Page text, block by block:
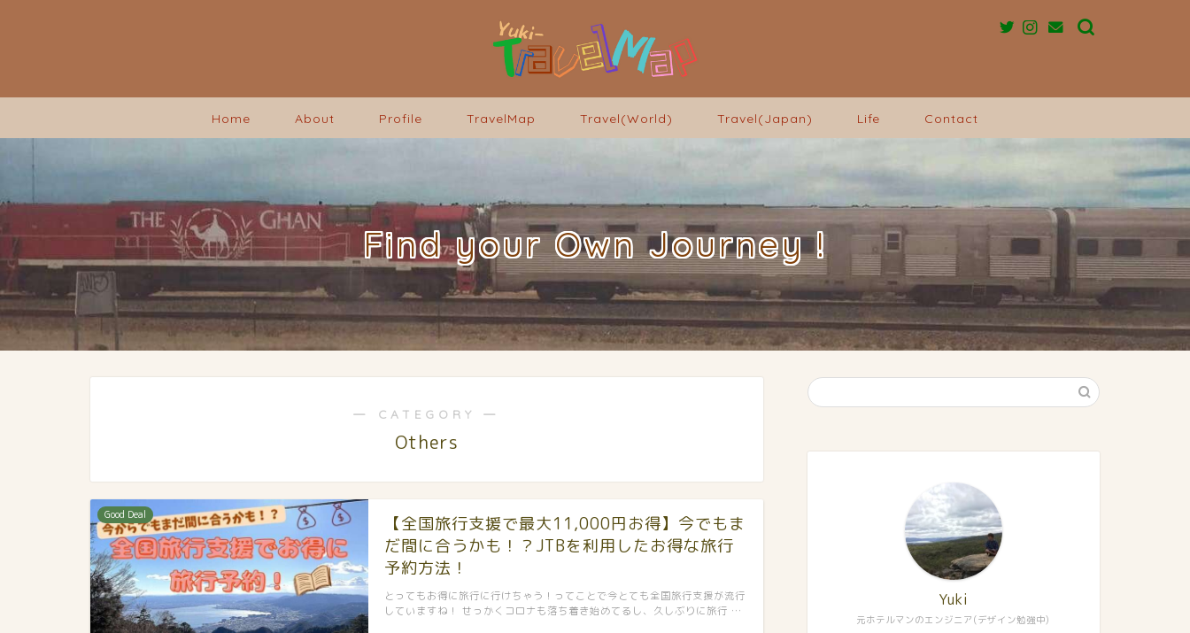
Home About Profile TravelMap Travel(World) Travel(Japan) Life Contact
Find your Own Journey !
― CATEGORY ―
Others
Good Deal
【全国旅行支援で最大11,000円お得】今でもま
だ間に合うかも！？JTBを利用したお得な旅行
予約方法！
とってもお得に旅行に行けちゃう！ってことで今とても全国旅行支援が流行
していますね！ せっかくコロナも落ち着き始めてるし、久しぶりに旅行 …
元ホテルマンのエンジニア(デザイン勉強中)
Yuki